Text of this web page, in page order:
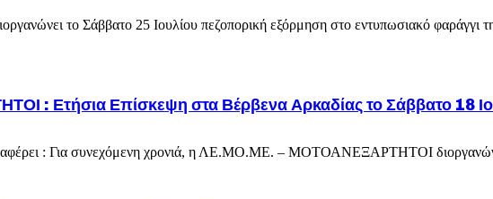
το Σάββατο 25 Ιουλίου πεζοπορική εξόρμηση στο εντυπωσιακό φαράγγι
: Ετήσια Επίσκεψη στα Βέρβενα Αρκαδίας το Σάββατο 18
: Για συνεχόμενη χρονιά, η ΛΕ.ΜΟ.ΜΕ. – ΜΟΤΟΑΝΕΞΑΡΤΗΤΟΙ